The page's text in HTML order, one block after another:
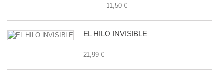
11,50 €
EL HILO INVISIBLE
21,99 €